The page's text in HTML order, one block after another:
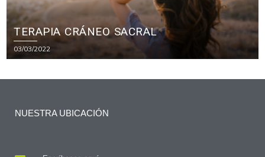
TERAPIA CRÁNEO SACRAL
03/03/2022
NUESTRA UBICACIÓN